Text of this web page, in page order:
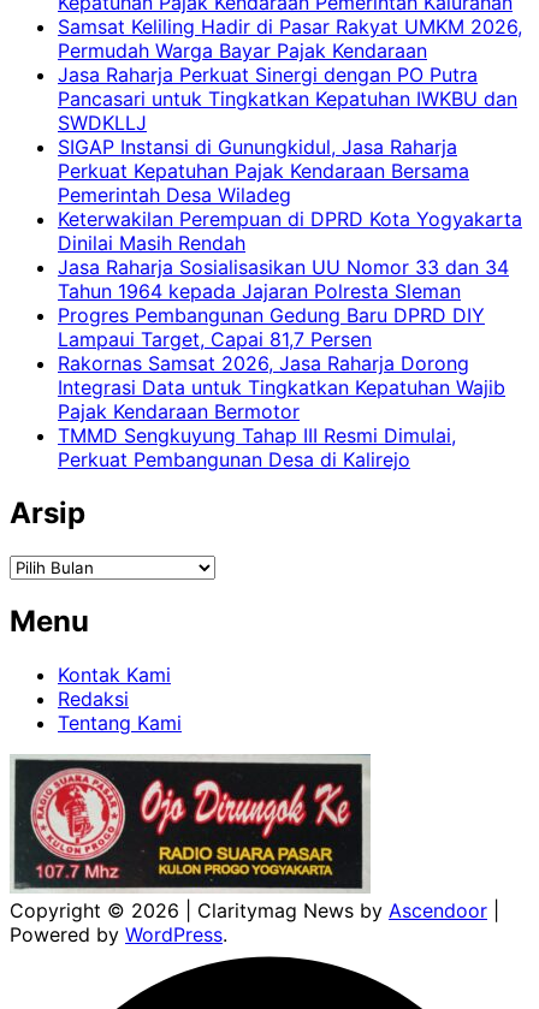
Samsat Keliling Hadir di Pasar Rakyat UMKM 2026,
Permudah Warga Bayar Pajak Kendaraan
Jasa Raharja Perkuat Sinergi dengan PO Putra
Pancasari untuk Tingkatkan Kepatuhan IWKBU dan
SWDKLLJ
SIGAP Instansi di Gunungkidul, Jasa Raharja
Perkuat Kepatuhan Pajak Kendaraan Bersama
Pemerintah Desa Wiladeg
Keterwakilan Perempuan di DPRD Kota Yogyakarta
Dinilai Masih Rendah
Jasa Raharja Sosialisasikan UU Nomor 33 dan 34
Tahun 1964 kepada Jajaran Polresta Sleman
Progres Pembangunan Gedung Baru DPRD DIY
Lampaui Target, Capai 81,7 Persen
Rakornas Samsat 2026, Jasa Raharja Dorong
Integrasi Data untuk Tingkatkan Kepatuhan Wajib
Pajak Kendaraan Bermotor
TMMD Sengkuyung Tahap III Resmi Dimulai,
Perkuat Pembangunan Desa di Kalirejo
Arsip
Arsip
Menu
Kontak Kami
Redaksi
Tentang Kami
Copyright © 2026 | Claritymag News by Ascendoor
Powered by WordPress.